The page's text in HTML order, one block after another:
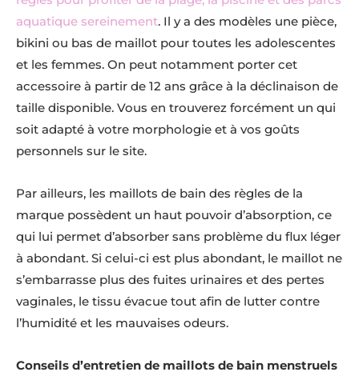
aquatique sereinement. Il y a des modèles une pièce,
bikini ou bas de maillot pour toutes les adolescentes
et les femmes. On peut notamment porter cet
accessoire à partir de 12 ans grâce à la déclinaison de
taille disponible. Vous en trouverez forcément un qui
soit adapté à votre morphologie et à vos goûts
personnels sur le site.
Par ailleurs, les maillots de bain des règles de la
marque possèdent un haut pouvoir d’absorption, ce
qui lui permet d’absorber sans problème du flux léger
à abondant. Si celui-ci est plus abondant, le maillot ne
s’embarrasse plus des fuites urinaires et des pertes
vaginales, le tissu évacue tout afin de lutter contre
l’humidité et les mauvaises odeurs.
Conseils d’entretien de maillots de bain menstruels